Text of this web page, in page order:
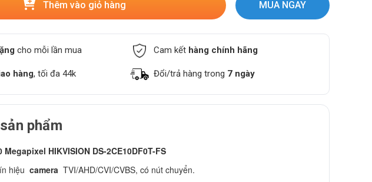
Thêm vào giỏ hàng MUA NGAY
cho mỗi lần mua Cam kết hàng chính hãng
hàng, tối đa 44k Đổi/trả hàng trong 7 ngày
phẩm
Megapixel HIKVISION DS-2CE10DF0T-FS
hiệu camera TVI/AHD/CVI/CVBS, có nút chuyển.